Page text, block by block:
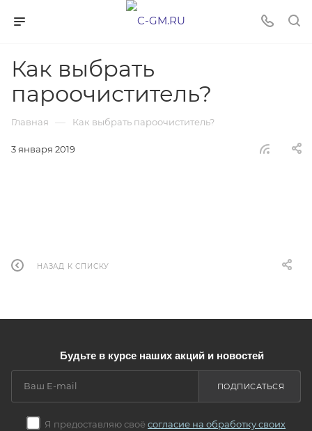
Как выбрать
пароочиститель?
Главная — Как выбрать пароочиститель?
3 января 2019
НАЗАД К СПИСКУ
Будьте в курсе наших акций и новостей
Я предоставляю своё согласие на обработку своих
ПОДПИСАТЬСЯ